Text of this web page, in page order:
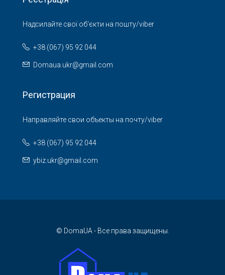
Надсилайте свої об'єкти на пошту/viber
+38 (067) 95 92 044
Domaua.ukr@gmail.com
Регистрация
Направляйте свои объекты на почту/viber
+38 (067) 95 92 044
ybiz.ukr@gmail.com
© DomaUA - Все права защищены.